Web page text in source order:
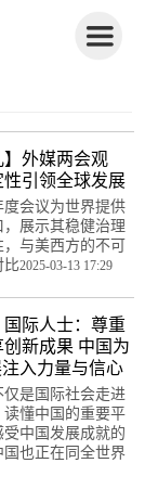
】外媒两会观
引领全球发展
会议为世界提供
展示其稳健治理
与美西方的不可
比2025-03-13 17:29
国际人士：尊重
新成果 中国为
入力量与信心
是国际社会走进
懂中国的重要平
中国发展成就的
也正在同全世界